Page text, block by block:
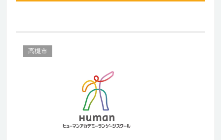
高槻市